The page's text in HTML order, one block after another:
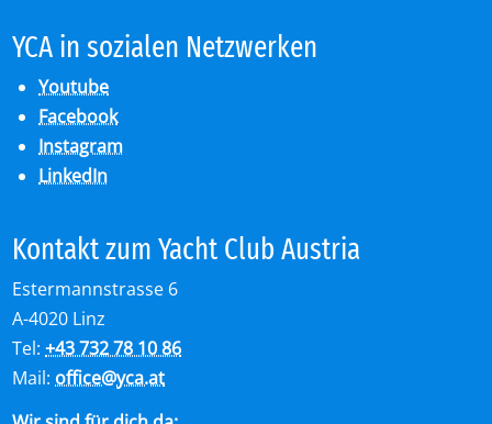
YCA in so­zia­len Netz­wer­ken
Youtube
Facebook
Instagram
LinkedIn
Kon­takt zum Yacht Club Aus­tria
Estermannstrasse 6
A-4020 Linz
Tel:+43 732 78 10 86
Mail: office@yca.at